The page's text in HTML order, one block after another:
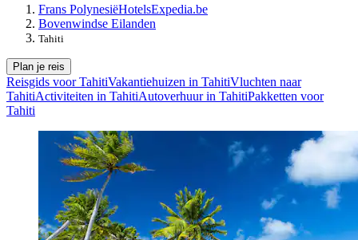
Frans PolynesiëHotelsExpedia.be
Bovenwindse Eilanden
Tahiti
Plan je reis
Reisgids voor TahitiVakantiehuizen in TahitiVluchten naar
TahitiActiviteiten in TahitiAutoverhuur in TahitiPakketten voor
Tahiti